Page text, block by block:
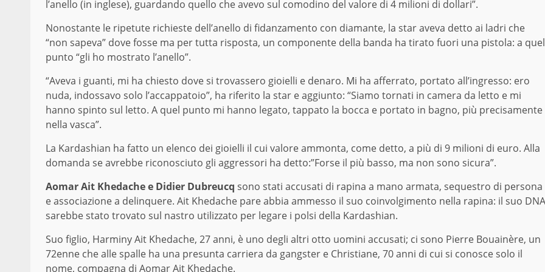
l’anello (in inglese), guardando quello che avevo sul comodino del valore di 4 milioni di dollari”.
Nonostante le ripetute richieste dell’anello di fidanzamento con diamante, la star aveva detto ai ladri che
“non sapeva” dove fosse ma per tutta risposta, un componente della banda ha tirato fuori una pistola: a quel
punto “gli ho mostrato l’anello”.
“Aveva i guanti, mi ha chiesto dove si trovassero gioielli e denaro. Mi ha afferrato, portato all’ingresso: ero
nuda, indossavo solo l’accappatoio”, ha riferito la star e aggiunto: “Siamo tornati in camera da letto e mi
hanno spinto sul letto. A quel punto mi hanno legato, tappato la bocca e portato in bagno, più precisamente
nella vasca”.
La Kardashian ha fatto un elenco dei gioielli il cui valore ammonta, come detto, a più di 9 milioni di euro. Alla
domanda se avrebbe riconosciuto gli aggressori ha detto:”Forse il più basso, ma non sono sicura”.
Aomar Ait Khedache e Didier Dubreucq sono stati accusati di rapina a mano armata, sequestro di persona
e associazione a delinquere. Ait Khedache pare abbia ammesso il suo coinvolgimento nella rapina: il suo DNA
sarebbe stato trovato sul nastro utilizzato per legare i polsi della Kardashian.
Suo figlio, Harminy Ait Khedache, 27 anni, è uno degli altri otto uomini accusati; ci sono Pierre Bouainère, un
72enne che alle spalle ha una presunta carriera da gangster e Christiane, 70 anni di cui si conosce solo il
nome, compagna di Aomar Ait Khedache.